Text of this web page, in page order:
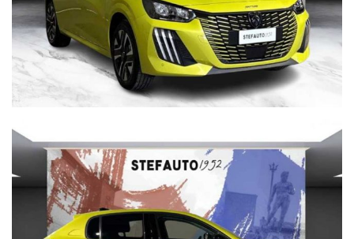
INOLTRE VI INVITIAMO A SPECIFICARE:
- DATI ANAGRAFICI
- UN RECAPITO TELEFONICO
- LOCALITA' DI RESIDENZA
- IN CASO DI AUTO DA PERMUTARE o ROTTAMARE
INDICARE:
Per info su questa vettura contattare
CISA 2000 CONCESSIONARIA OPEL
VIA BENTINI, 111 40128 BOLOGNA
Tel. 051 551701